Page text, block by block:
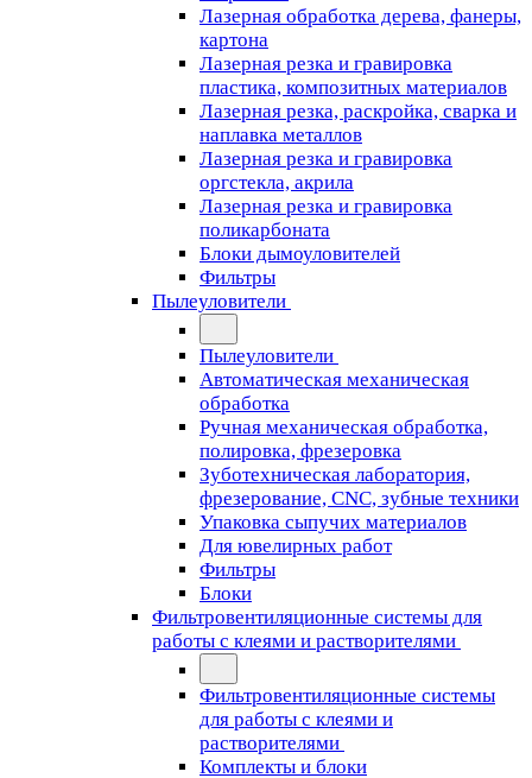
Лазерная обработка дерева, фанеры,
картона
Лазерная резка и гравировка
пластика, композитных материалов
Лазерная резка, раскройка, сварка и
наплавка металлов
Лазерная резка и гравировка
оргстекла, акрила
Лазерная резка и гравировка
поликарбоната
Блоки дымоуловителей
Фильтры
Пылеуловители
Пылеуловители
Автоматическая механическая
обработка
Ручная механическая обработка,
полировка, фрезеровка
Зуботехническая лаборатория,
фрезерование, CNC, зубные техники
Упаковка сыпучих материалов
Для ювелирных работ
Фильтры
Блоки
Фильтровентиляционные системы для
работы с клеями и растворителями
Фильтровентиляционные системы
для работы с клеями и
растворителями
Комплекты и блоки